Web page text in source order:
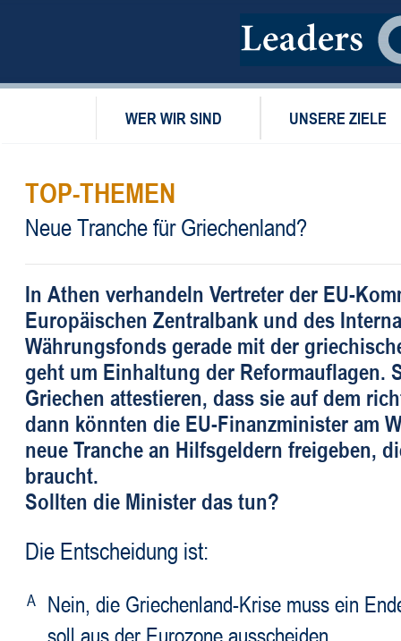
WER WIR SIND UNSERE ZIELE
TOP-THEMEN
Neue Tranche für Griechenland?
In Athen verhandeln Vertreter der EU-
Europäischen Zentralbank und des
Währungsfonds gerade mit der
geht um Einhaltung der Reformauflagen.
Griechen attestieren, dass sie auf dem
dann könnten die EU-Finanzminister am
neue Tranche an Hilfsgeldern freigeben,
braucht.
Sollten die Minister das tun?
Die Entscheidung ist:
A
Nein, die Griechenland-Krise muss ein
soll aus der Eurozone ausscheiden.